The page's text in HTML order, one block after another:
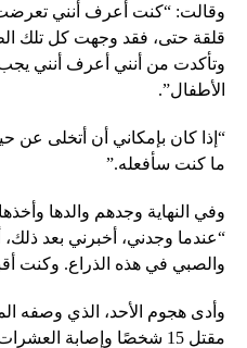
وقالت: “كنت أعرف أنني تعرضت
قلقة حتى، فقد وجهت كل تلك
وتأكدت من أنني أعرف أنني
الأطفال”.
“إذا كان بإمكاني أن أتخلى عن
ما كنت سأفعله.”
وفي النهاية وجدهم والدها
“عندما وجدني، أخبرني بعد ذلك،
والصبي في هذه الذراع. وكنت
وأدى هجوم الأحد، الذي وصفه
مقتل 15 شخصًا وإصابة